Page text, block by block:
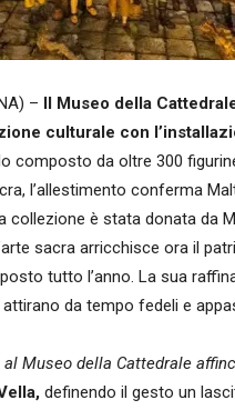
– Il Museo della
culturale con
composto da oltre 300
l’allestimento conferma
è stata donata da
sacra arricchisce ora il
tutto l’anno. La sua
da tempo fedeli e
al Museo della Cattedrale
definendo il gesto un